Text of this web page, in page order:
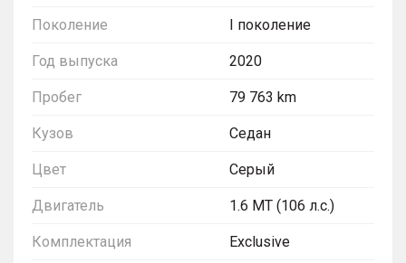
Поколение I поколение
Год выпуска 2020
Пробег 79 763 km
Кузов Седан
Цвет Серый
Двигатель 1.6 MT (106 л.с.)
Комплектация Exclusive